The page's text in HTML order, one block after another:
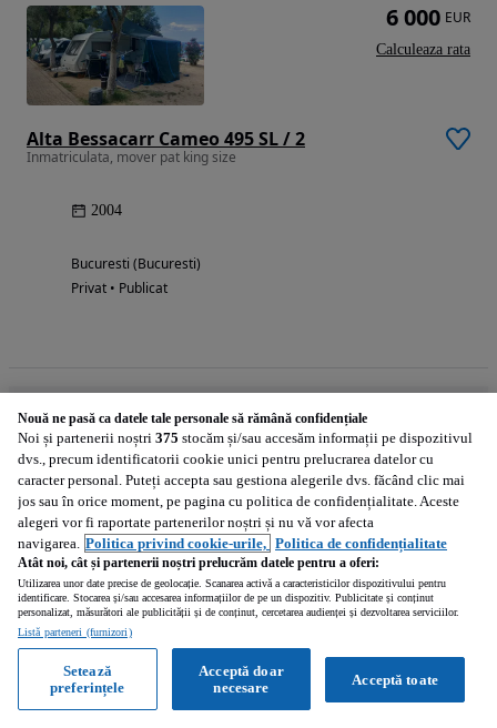
Alta Bessacarr Cameo 495 SL / 2
Inmatriculata, mover pat king size
2004
Bucuresti (Bucuresti)
Privat • Publicat
6 000 EUR
Calculeaza rata
Remorci in Romania
Bistrita-Nasaud
83
Brasov
63
Ilfov
58
Salaj
50
Cluj
48
Sibiu
35
Bucuresti
Arad
Nouă ne pasă ca datele tale personale să rămână confidențiale
Noi și partenerii noștri 375 stocăm și/sau accesăm informații pe dispozitivul
dvs., precum identificatorii cookie unici pentru prelucrarea datelor cu
caracter personal. Puteți accepta sau gestiona alegerile dvs. făcând clic mai
jos sau în orice moment, pe pagina cu politica de confidențialitate. Aceste
alegeri vor fi raportate partenerilor noștri și nu vă vor afecta
navigarea. Politica privind cookie-urile, Politica de confidențialitate
Atât noi, cât și partenerii noștri prelucrăm datele pentru a oferi:
Utilizarea unor date precise de geolocație. Scanarea activă a caracteristicilor dispozitivului pentru
identificare. Stocarea și/sau accesarea informațiilor de pe un dispozitiv. Publicitate și conținut
personalizat, măsurători ale publicității și de conținut, cercetarea audienței și dezvoltarea serviciilor.
Listă parteneri (furnizori)
Acceptă toate
Acceptă doar
necesare
Setează
preferințele